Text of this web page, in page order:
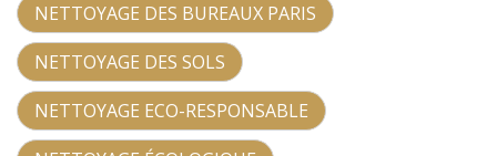
NETTOYAGE DES BUREAUX PARIS
NETTOYAGE DES SOLS
NETTOYAGE ECO-RESPONSABLE